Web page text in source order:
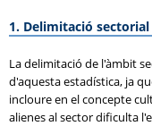
1. Delimitació sectorial
La delimitació de l'àmbit
d'aquesta estadística, ja
incloure en el concepte
alienes al sector dificulta